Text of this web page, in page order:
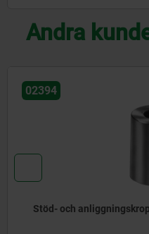
Andra
02389-90
Stödbultar av stål